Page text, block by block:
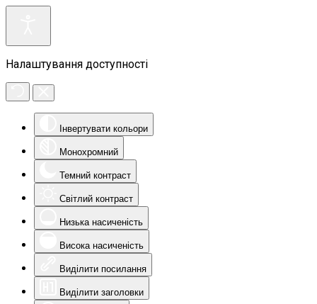
Налаштування доступності
Інвертувати кольори
Монохромний
Темний контраст
Світлий контраст
Низька насиченість
Висока насиченість
Виділити посилання
Виділити заголовки